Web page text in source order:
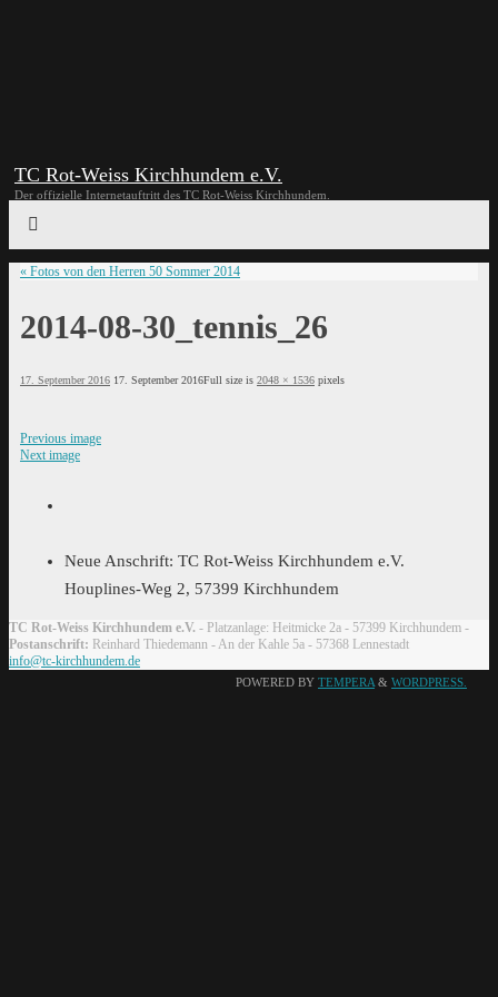
TC Rot-Weiss Kirchhundem e.V.
Der offizielle Internetauftritt des TC Rot-Weiss Kirchhundem.
« Fotos von den Herren 50 Sommer 2014
2014-08-30_tennis_26
17. September 2016 17. September 2016Full size is 2048 × 1536 pixels
Previous image
Next image
Neue Anschrift: TC Rot-Weiss Kirchhundem e.V.
Houplines-Weg 2, 57399 Kirchhundem
TC Rot-Weiss Kirchhundem e.V. - Platzanlage: Heitmicke 2a - 57399 Kirchhundem -
Postanschrift: Reinhard Thiedemann - An der Kahle 5a - 57368 Lennestadt
info@tc-kirchhundem.de
POWERED BY TEMPERA & WORDPRESS.